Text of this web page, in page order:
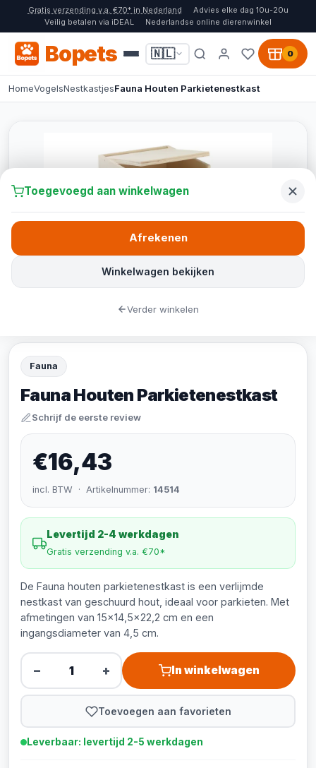
Gratis verzending v.a. €70* in Nederland
Advies elke dag 10u-20u
Veilig betalen via iDEAL
Nederlandse online dierenwinkel
Bopets 🇳🇱 0
HomeVogelsNestkastjesFauna Houten Parkietenestkast
Fauna
Fauna Houten Parkietenestkast
Schrijf de eerste review
€16,43
incl. BTW · Artikelnummer: 14514
Levertijd 2-4 werkdagen
Gratis verzending v.a. €70*
De Fauna houten parkietenestkast is een verlijmde
nestkast van geschuurd hout, ideaal voor parkieten. Met
afmetingen van 15x14,5x22,2 cm en een
ingangsdiameter van 4,5 cm.
− + In winkelwagen
Toevoegen aan favorieten
Leverbaar: levertijd 2-5 werkdagen
Toegevoegd aan winkelwagen
Winkelwagen bekijken
Afrekenen
Verder winkelen